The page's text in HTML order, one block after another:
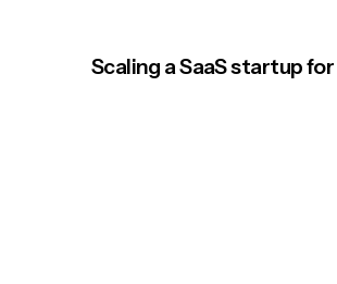
Scaling a SaaS startup